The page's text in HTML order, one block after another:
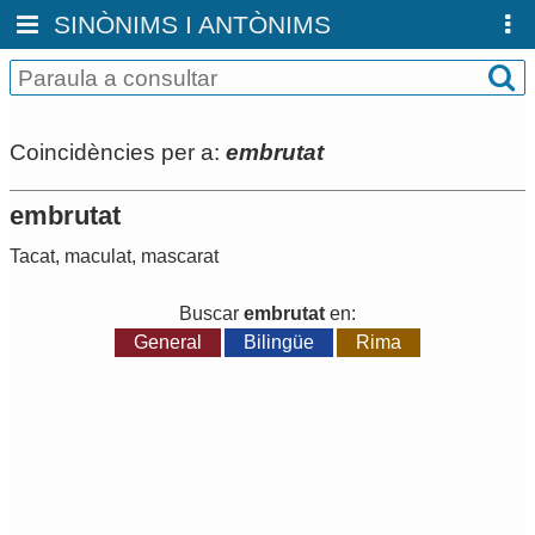
SINÒNIMS I ANTÒNIMS
Coincidències per a: embrutat
embrutat
Tacat, maculat, mascarat
Buscar embrutat en:
General
Bilingüe Rima